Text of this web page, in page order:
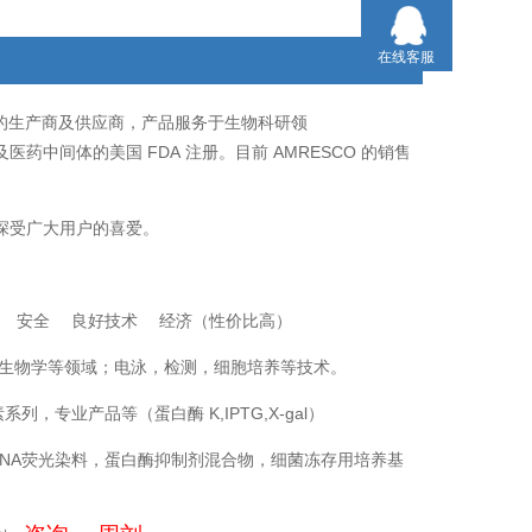
生产商及供应商，产品服务于生物科研领
医药中间体的美国 FDA 注册。目前 AMRESCO 的销售
广大用户的喜爱。
全 良好技术 经济（性价比高）
学等领域；电泳，检测，细胞培养等技术。
列，专业产品等（蛋白酶 K,IPTG,X-gal）
荧光染料，蛋白酶抑制剂混合物，细菌冻存用培养基
在线客服